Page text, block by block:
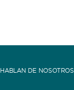
HABLAN DE NOSOTROS